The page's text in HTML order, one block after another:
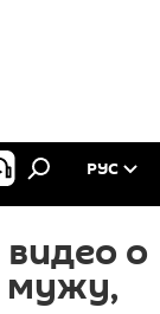
РУС
о
мужу,